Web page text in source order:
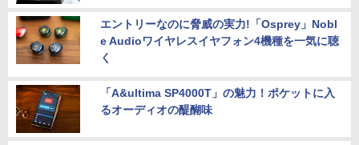
エントリーなのに脅威の実力!「Osprey」Nobl
e Audioワイヤレスイヤフォン4機種を一気に聴
く
「A&ultima SP4000T」の魅力！ポケットに入
るオーディオの醍醐味